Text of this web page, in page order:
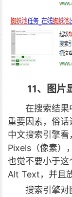
11、图片
在搜索结果
重要因素，俗
中文搜索引擎
Pixels（像素）
也觉不要小于这
Alt Text，并且
搜索引擎对